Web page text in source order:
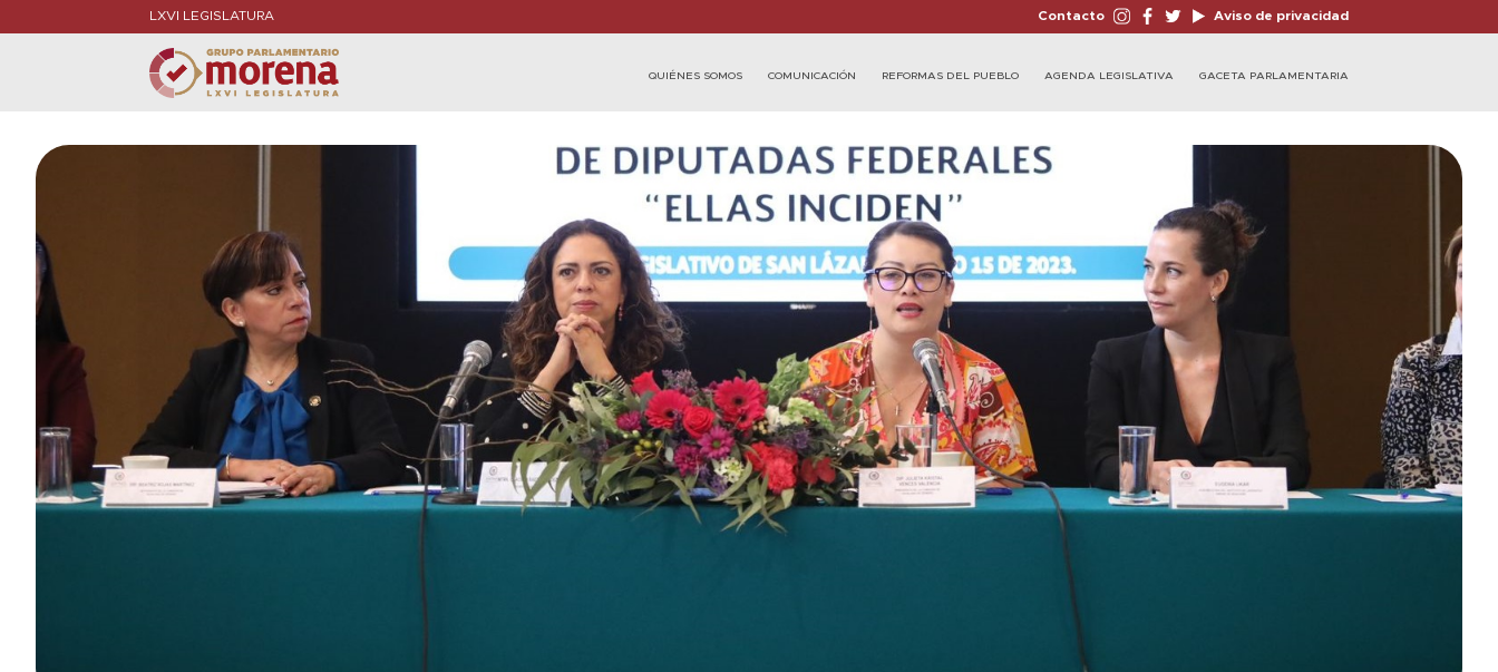
LXVI LEGISLATURA Contacto Aviso de privacidad
QUIÉNES SOMOS COMUNICACIÓN REFORMAS DEL PUEBLO AGENDA LEGISLATIVA GACETA PARLAMENTARIA